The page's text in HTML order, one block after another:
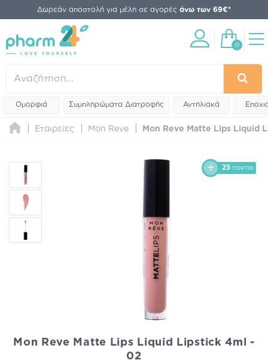
Δωρεάν αποστολή για μέλη σε αγορές άνω των 69€*
0
Ομορφιά Συμπληρώματα Διατροφής Αντηλιακά
Εταιρείες Mon Reve Mon Reve Matte Lips Liquid
25 πόντοι
Mon Reve Matte Lips Liquid Lipstick 4ml -
02